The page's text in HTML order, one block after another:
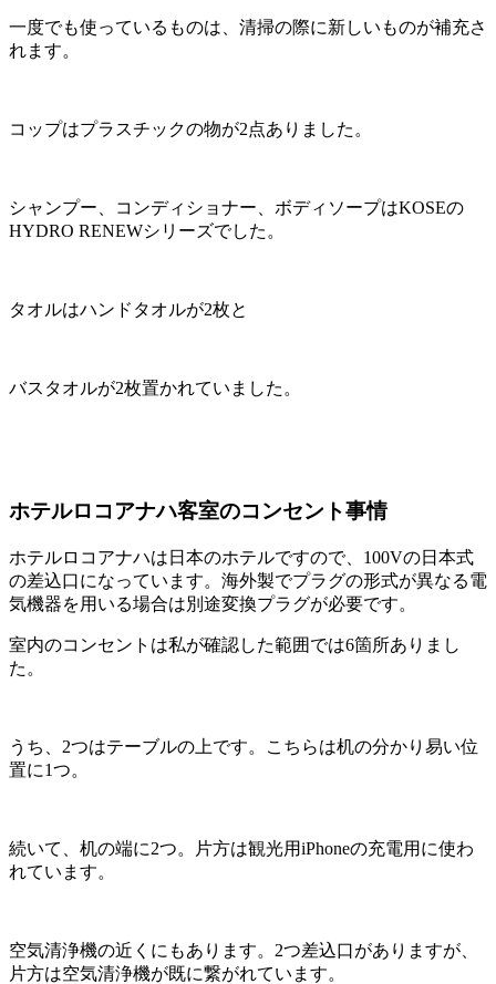
一度でも使っているものは、清掃の際に新しいものが補充さ
れます。
コップはプラスチックの物が2点ありました。
シャンプー、コンディショナー、ボディソープはKOSEの
HYDRO RENEWシリーズでした。
タオルはハンドタオルが2枚と
バスタオルが2枚置かれていました。
ホテルロコアナハ客室のコンセント事情
ホテルロコアナハは日本のホテルですので、100Vの日本式
の差込口になっています。海外製でプラグの形式が異なる電
気機器を用いる場合は別途変換プラグが必要です。
室内のコンセントは私が確認した範囲では6箇所ありまし
た。
うち、2つはテーブルの上です。こちらは机の分かり易い位
置に1つ。
続いて、机の端に2つ。片方は観光用iPhoneの充電用に使わ
れています。
空気清浄機の近くにもあります。2つ差込口がありますが、
片方は空気清浄機が既に繋がれています。